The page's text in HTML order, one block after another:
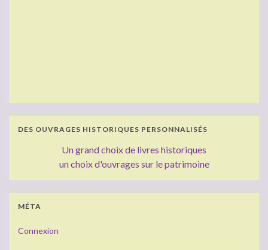
DES OUVRAGES HISTORIQUES PERSONNALISÉS
Un grand choix de livres historiques
un choix d'ouvrages sur le patrimoine
MÉTA
Connexion